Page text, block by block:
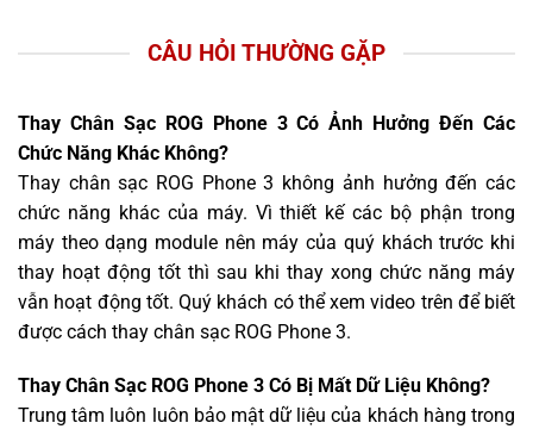
CÂU HỎI THƯỜNG GẶP
Thay Chân Sạc ROG Phone 3 Có Ảnh Hưởng Đến Các
Chức Năng Khác Không?
Thay chân sạc ROG Phone 3 không ảnh hưởng đến các
chức năng khác của máy. Vì thiết kế các bộ phận trong
máy theo dạng module nên máy của quý khách trước khi
thay hoạt động tốt thì sau khi thay xong chức năng máy
vẫn hoạt động tốt. Quý khách có thể xem video trên để biết
được cách thay chân sạc ROG Phone 3.
Thay Chân Sạc ROG Phone 3 Có Bị Mất Dữ Liệu Không?
Trung tâm luôn luôn bảo mật dữ liệu của khách hàng trong